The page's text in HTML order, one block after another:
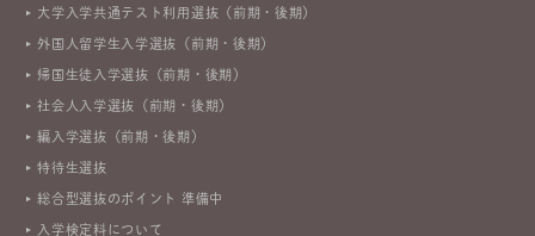
大学入学共通テスト利用選抜（前期・後期）
外国人留学生入学選抜（前期・後期）
帰国生徒入学選抜（前期・後期）
社会人入学選抜（前期・後期）
編入学選抜（前期・後期）
特待生選抜
総合型選抜のポイント 準備中
入学検定料について